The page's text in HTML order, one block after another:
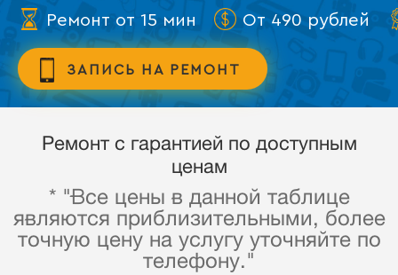
Ремонт от 15 мин От 490 рублей
ЗАПИСЬ НА РЕМОНТ
Ремонт с гарантией по доступным
ценам
* "Все цены в данной таблице
являются приблизительными, более
точную цену на услугу уточняйте по
телефону."